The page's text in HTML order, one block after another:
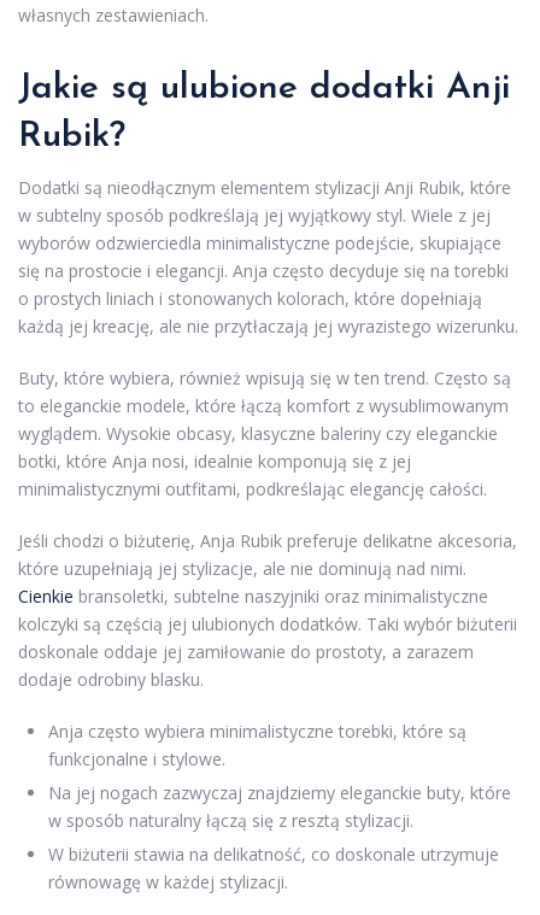
własnych zestawieniach.
Jakie są ulubione dodatki Anji
Rubik?
Dodatki są nieodłącznym elementem stylizacji Anji Rubik, które
w subtelny sposób podkreślają jej wyjątkowy styl. Wiele z jej
wyborów odzwierciedla minimalistyczne podejście, skupiające
się na prostocie i elegancji. Anja często decyduje się na torebki
o prostych liniach i stonowanych kolorach, które dopełniają
każdą jej kreację, ale nie przytłaczają jej wyrazistego wizerunku.
Buty, które wybiera, również wpisują się w ten trend. Często są
to eleganckie modele, które łączą komfort z wysublimowanym
wyglądem. Wysokie obcasy, klasyczne baleriny czy eleganckie
botki, które Anja nosi, idealnie komponują się z jej
minimalistycznymi outfitami, podkreślając elegancję całości.
Jeśli chodzi o biżuterię, Anja Rubik preferuje delikatne akcesoria,
które uzupełniają jej stylizacje, ale nie dominują nad nimi.
Cienkie bransoletki, subtelne naszyjniki oraz minimalistyczne
kolczyki są częścią jej ulubionych dodatków. Taki wybór biżuterii
doskonale oddaje jej zamiłowanie do prostoty, a zarazem
dodaje odrobiny blasku.
Anja często wybiera minimalistyczne torebki, które są
funkcjonalne i stylowe.
Na jej nogach zazwyczaj znajdziemy eleganckie buty, które
w sposób naturalny łączą się z resztą stylizacji.
W biżuterii stawia na delikatność, co doskonale utrzymuje
równowagę w każdej stylizacji.